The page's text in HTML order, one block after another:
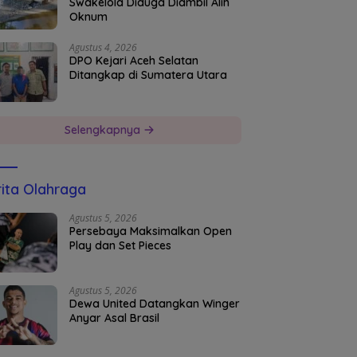
Oknum
Agustus 4, 2026
DPO Kejari Aceh Selatan
Ditangkap di Sumatera Utara
Selengkapnya
Olahraga
Agustus 5, 2026
Persebaya Maksimalkan Open
Play dan Set Pieces
Agustus 5, 2026
Dewa United Datangkan Winger
Anyar Asal Brasil